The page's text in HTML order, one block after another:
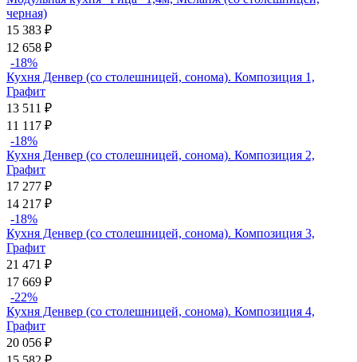
черная)
15 383 ₽
12 658 ₽
-18%
Кухня Денвер (со столешницей, сонома). Композиция 1,
Графит
13 511 ₽
11 117 ₽
-18%
Кухня Денвер (со столешницей, сонома). Композиция 2,
Графит
17 277 ₽
14 217 ₽
-18%
Кухня Денвер (со столешницей, сонома). Композиция 3,
Графит
21 471 ₽
17 669 ₽
-22%
Кухня Денвер (со столешницей, сонома). Композиция 4,
Графит
20 056 ₽